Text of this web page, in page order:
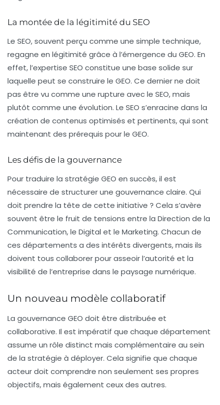
La montée de la légitimité du SEO
Le SEO, souvent perçu comme une simple technique,
regagne en légitimité grâce à l’émergence du GEO. En
effet, l’expertise SEO constitue une base solide sur
laquelle peut se construire le GEO. Ce dernier ne doit
pas être vu comme une rupture avec le SEO, mais
plutôt comme une évolution. Le SEO s’enracine dans la
création de contenus optimisés et pertinents, qui sont
maintenant des prérequis pour le GEO.
Les défis de la gouvernance
Pour traduire la stratégie GEO en succès, il est
nécessaire de structurer une gouvernance claire. Qui
doit prendre la tête de cette initiative ? Cela s’avère
souvent être le fruit de tensions entre la Direction de la
Communication, le Digital et le Marketing. Chacun de
ces départements a des intérêts divergents, mais ils
doivent tous collaborer pour asseoir l’autorité et la
visibilité de l’entreprise dans le paysage numérique.
Un nouveau modèle collaboratif
La gouvernance GEO doit être distribuée et
collaborative. Il est impératif que chaque département
assume un rôle distinct mais complémentaire au sein
de la stratégie à déployer. Cela signifie que chaque
acteur doit comprendre non seulement ses propres
objectifs, mais également ceux des autres.